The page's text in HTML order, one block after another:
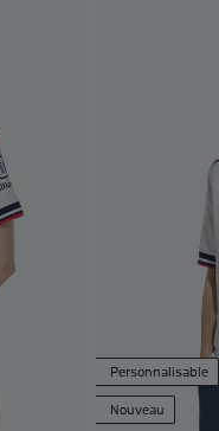
Personnalisable
Nouveau